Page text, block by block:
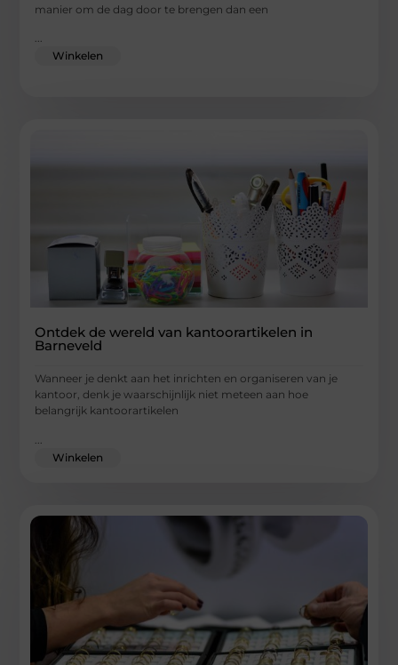
manier om de dag door te brengen dan een
...
Winkelen
Ontdek de wereld van kantoorartikelen in
Barneveld
Wanneer je denkt aan het inrichten en organiseren van je
kantoor, denk je waarschijnlijk niet meteen aan hoe
belangrijk kantoorartikelen
Winkelen